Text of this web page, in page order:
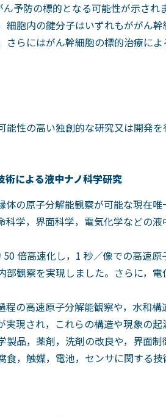
予防の標的となる可能性が示さ
胞内の鍵分子はいずれもががん幹
らにはがん幹細胞の標的治療に
性の高い独創的な研究又は開発
による液中ナノ科学研究
の原子分解能観察が可能な現在
学，界面科学，電気化学などの
倍高速化し，1 秒／像での高速
部観察を実現しました。さらに，
の高速原子分解能観察や，水和
現され，これらの構造や現象の
品，薬剤，洗剤の改良や，界面
，触媒，電池，センサに関する技